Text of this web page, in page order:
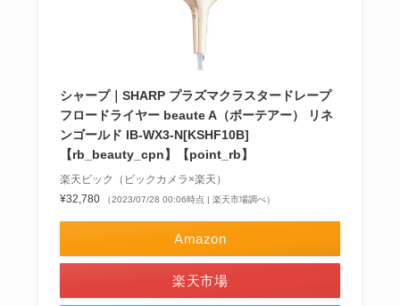
シャープ｜SHARP プラズマクラスタードレープ
フロードライヤー beaute A（ボーテアー） リネ
ンゴールド IB-WX3-N[KSHF10B]
【rb_beauty_cpn】【point_rb】
楽天ビック（ビックカメラ×楽天）
¥32,780
（2023/07/28 00:06時点 | 楽天市場調べ）
Amazon
楽天市場